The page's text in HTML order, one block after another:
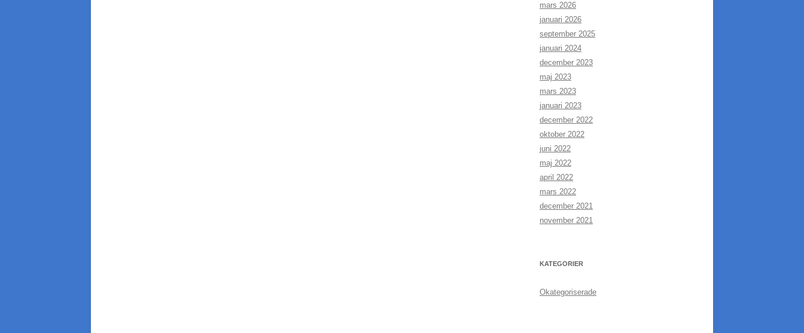
mars 2026
januari 2026
september 2025
januari 2024
december 2023
maj 2023
mars 2023
januari 2023
december 2022
oktober 2022
juni 2022
maj 2022
april 2022
mars 2022
december 2021
november 2021
KATEGORIER
Okategoriserade